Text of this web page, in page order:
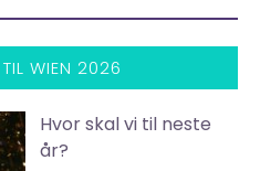
WIEN 2026
Hvor skal vi til neste
år?